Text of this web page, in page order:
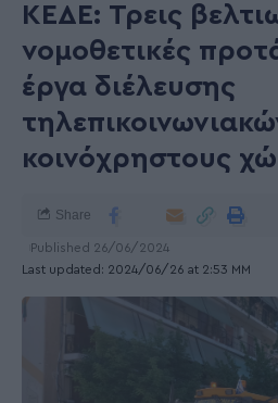
ΚΕΔΕ: Τρεις
νομοθετικές
έργα διέλευσης
κοινόχρηστους
Last updated: 2024/06/26 at 2:53 ΜΜ
Published 26/06/2024
Share